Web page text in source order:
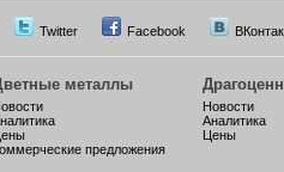
Twitter Facebook
металлы
предложения
Новости
Аналитика
Цены